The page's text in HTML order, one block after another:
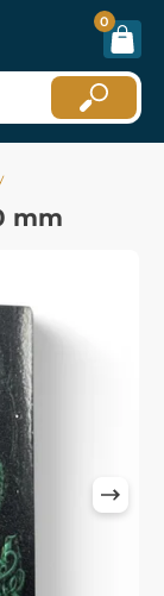
0
mm